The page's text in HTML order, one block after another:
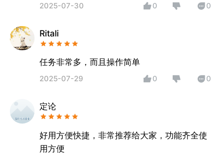
2025-07-30 0 0
Ritali
任务非常多，而且操作简单
2025-07-29 0 0
定论
好用方便快捷，非常推荐给大家，功能齐全使
用方便